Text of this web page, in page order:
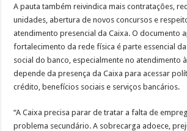
A pauta também reivindica mais contratações,
unidades, abertura de novos concursos e
atendimento presencial da Caixa. O documento
fortalecimento da rede física é parte essencial
social do banco, especialmente no atendimento
depende da presença da Caixa para acessar
crédito, benefícios sociais e serviços bancários.
“A Caixa precisa parar de tratar a falta de
problema secundário. A sobrecarga adoece,